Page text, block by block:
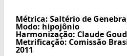
Métrica: Saltério de
Modo: hipojônio
Harmonização: Claude
Metrificação: Comissão
2011